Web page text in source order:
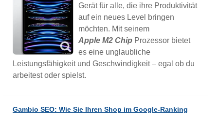
Gerät für alle, die ihre Produktivität
auf ein neues Level bringen
möchten. Mit seinem
Apple M2 Chip Prozessor bietet
es eine unglaubliche
Leistungsfähigkeit und Geschwindigkeit – egal ob du
arbeitest oder spielst.
Gambio SEO: Wie Sie Ihren Shop im Google-Ranking